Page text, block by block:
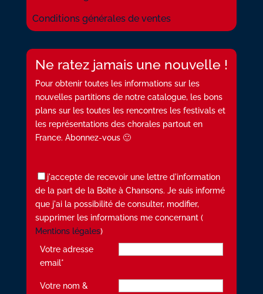
Conditions générales de ventes
Ne ratez jamais une nouvelle !
Pour obtenir toutes les informations sur les
nouvelles partitions de notre catalogue, les bons
plans sur les toutes les rencontres les festivals et
les représentations des chorales partout en
France. Abonnez-vous 🙂
j'accepte de recevoir une lettre d'information
de la part de la Boite à Chansons. Je suis informé
que j'ai la possibilité de consulter, modifier,
supprimer les informations me concernant (
Mentions légales)
Votre adresse
email*
Votre nom &